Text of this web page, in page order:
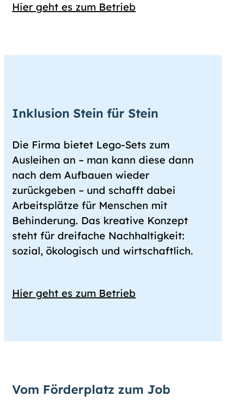
Hier geht es zum Betrieb
Inklusion Stein für Stein
Die Firma bietet Lego-Sets zum
Ausleihen an – man kann diese dann
nach dem Aufbauen wieder
zurückgeben – und schafft dabei
Arbeitsplätze für Menschen mit
Behinderung. Das kreative Konzept
steht für dreifache Nachhaltigkeit:
sozial, ökologisch und wirtschaftlich.
Hier geht es zum Betrieb
Vom Förderplatz zum Job